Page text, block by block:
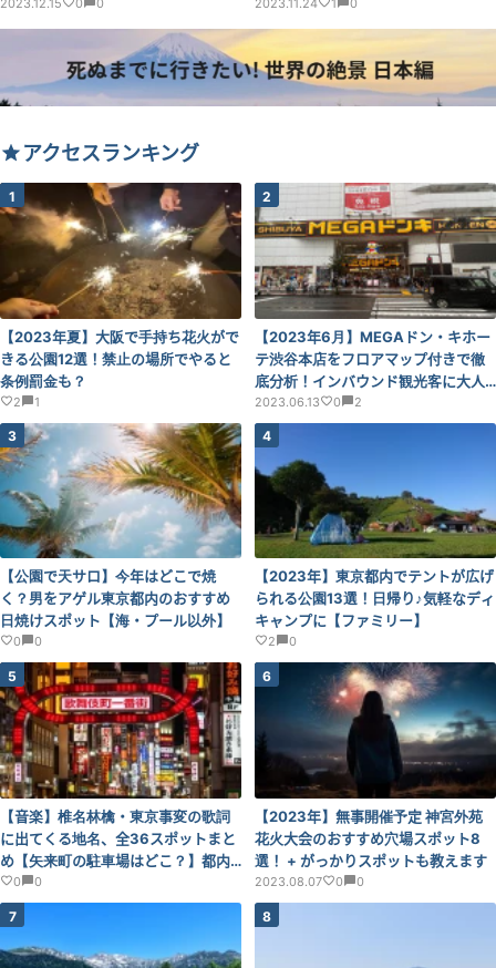
アクセスランキング
1
【2023年夏】大阪で手持ち花火がで
きる公園12選！禁止の場所でやると
条例罰金も？
2 1
2
【2023年6月】MEGAドン・キホー
テ渋谷本店をフロアマップ付きで徹
底分析！インバウンド観光客に大人
気のお土産とは？
2023.06.13 0 2
3
【公園で天サロ】今年はどこで焼
く？男をアゲル東京都内のおすすめ
日焼けスポット【海・プール以外】
0 0
4
【2023年】東京都内でテントが広げ
られる公園13選！日帰り♪気軽なディ
キャンプに【ファミリー】
2 0
5
【音楽】椎名林檎・東京事変の歌詞
に出てくる地名、全36スポットまと
め【矢来町の駐車場はどこ？】都内
～福岡まで
0 0
6
【2023年】無事開催予定 神宮外苑
花火大会のおすすめ穴場スポット8
選！ + がっかりスポットも教えます
2023.08.07 0 0
7 8